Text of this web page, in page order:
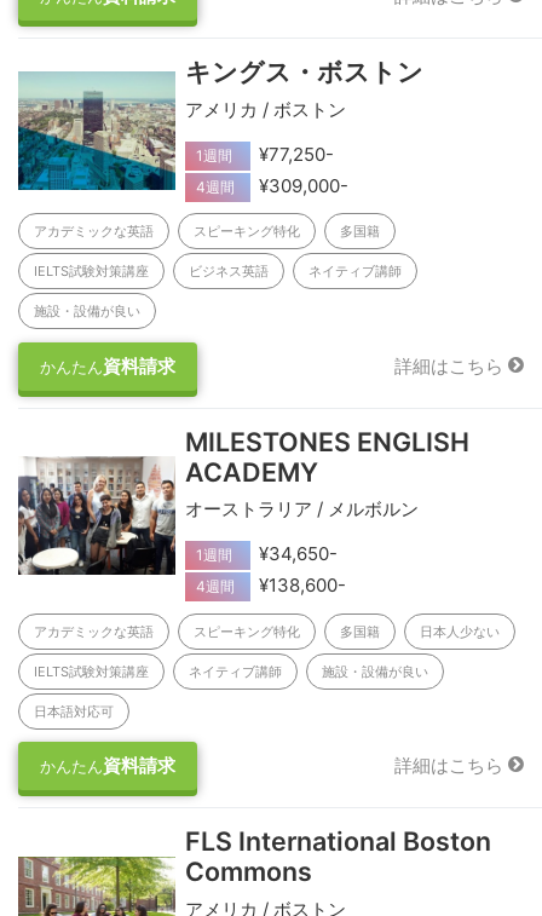
キングス・ボストン
アメリカ / ボストン
1週間 ¥77,250-
4週間 ¥309,000-
アカデミックな英語 スピーキング特化 多国籍
IELTS試験対策講座 ビジネス英語 ネイティブ講師
施設・設備が良い
かんたん資料請求 詳細はこちら
MILESTONES ENGLISH
ACADEMY
オーストラリア / メルボルン
1週間 ¥34,650-
4週間 ¥138,600-
アカデミックな英語 スピーキング特化 多国籍 日本人少ない
IELTS試験対策講座 ネイティブ講師 施設・設備が良い
日本語対応可
かんたん資料請求 詳細はこちら
FLS International Boston
Commons
アメリカ / ボストン